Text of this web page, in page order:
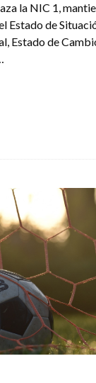
la NIC 1,
Estado de
Estado de